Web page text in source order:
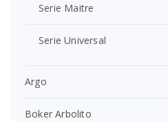
Serie Maitre
Serie Universal
Argo
Boker Arbolito